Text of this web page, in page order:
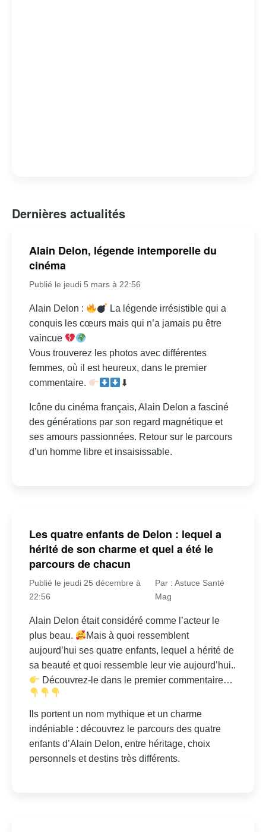
Dernières actualités
Alain Delon, légende intemporelle du
cinéma
Publié le jeudi 5 mars à 22:56
Alain Delon :
La légende irrésistible qui a
conquis les cœurs mais qui n’a jamais pu être
vaincue
Vous trouverez les photos avec différentes
femmes, où il est heureux, dans le premier
commentaire.
⬇
Icône du cinéma français, Alain Delon a fasciné
des générations par son regard magnétique et
ses amours passionnées. Retour sur le parcours
d’un homme libre et insaisissable.
Les quatre enfants de Delon : lequel a
hérité de son charme et quel a été le
parcours de chacun
Publié le jeudi 25 décembre à
22:56
Par : Astuce Santé
Mag
Alain Delon était considéré comme l’acteur le
plus beau.
Mais à quoi ressemblent
aujourd’hui ses quatre enfants, lequel a hérité de
sa beauté et quoi ressemble leur vie aujourd’hui..
Découvrez-le dans le premier commentaire…
Ils portent un nom mythique et un charme
indéniable : découvrez le parcours des quatre
enfants d’Alain Delon, entre héritage, choix
personnels et destins très différents.